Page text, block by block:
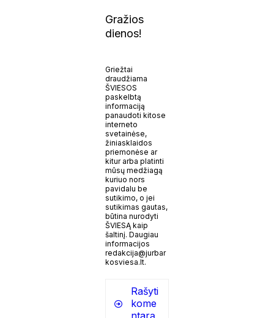
G ražios
dienos!
Griežtai
draudžiama
ŠVIESOS
paskelbtą
informaciją
panaudoti kitose
interneto
svetainėse,
žiniasklaidos
priemonėse ar
kitur arba platinti
mūsų medžiagą
kuriuo nors
pavidalu be
sutikimo, o jei
sutikimas gautas,
būtina nurodyti
ŠVIESĄ kaip
šaltinį. Daugiau
informacijos
redakcija@jurbar
kosviesa.lt.
Rašyti
kome
ntarą